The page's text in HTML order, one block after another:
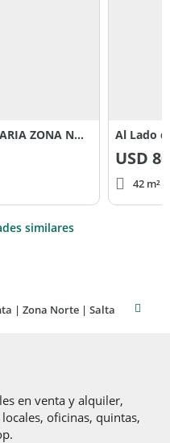
UCAMP RESIDENCIA UNIVERSITARIA ZONA NORTE Al Lado
USD
42 m²
similares
| Zona Norte | Salta
en venta y alquiler,
oficinas, quintas,